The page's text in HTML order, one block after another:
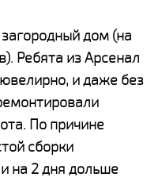
дом (на
Ребята из Арсенал
и даже без
По причине
сборки
на 2 дня дольше